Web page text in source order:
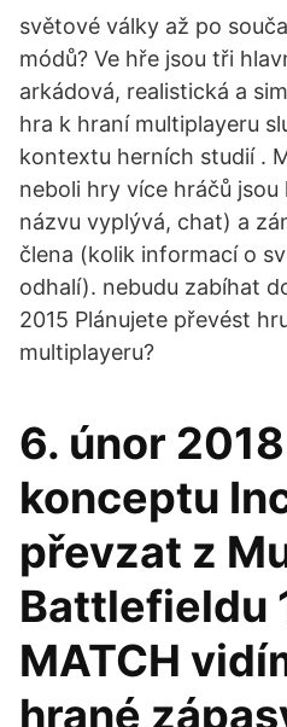
světové války až po
módů? Ve hře jsou tři
arkádová, realistická a
hra k hraní multiplayeru
kontextu herních studií .
neboli hry více hráčů
názvu vyplývá, chat) a
člena (kolik informací o
odhalí). nebudu zabíhat
2015 Plánujete převést
multiplayeru?
6. únor
konceptu
převzat z
Battlefieldu
MATCH
hrané